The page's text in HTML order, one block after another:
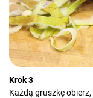
Krok 3
Każdą gruszkę